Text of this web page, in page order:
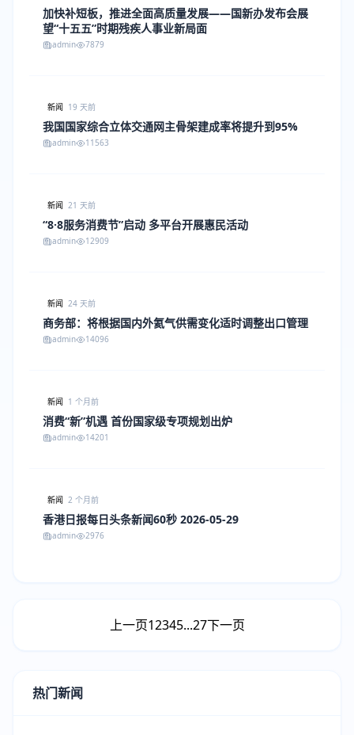
加快补短板，推进全面高质量发展——国新办发布会展
望“十五五”时期残疾人事业新局面
admin 7879
新闻 19 天前
我国国家综合立体交通网主骨架建成率将提升到95%
admin 11563
新闻 21 天前
“8·8服务消费节”启动 多平台开展惠民活动
admin 12909
新闻 24 天前
商务部：将根据国内外氦气供需变化适时调整出口管理
admin 14096
新闻 1 个月前
消费“新”机遇 首份国家级专项规划出炉
admin 14201
新闻 2 个月前
香港日报每日头条新闻60秒 2026-05-29
admin 2976
上一页12345...27下一页
热门新闻